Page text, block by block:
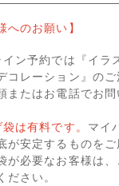
へのお願い】
ン予約では『イラ
コレーション』の
またはお電話でお問
は有料です。 マイ
が安定するものを
が必要なお客様は
ださい。